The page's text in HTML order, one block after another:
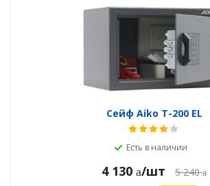
Сейф Aiko T-200 EL
Есть в наличии
4 130 /шт 5 240